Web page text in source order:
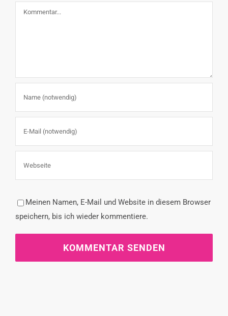
Kommentar
Meinen Namen, E-Mail und Website in diesem Browser
speichern, bis ich wieder kommentiere.